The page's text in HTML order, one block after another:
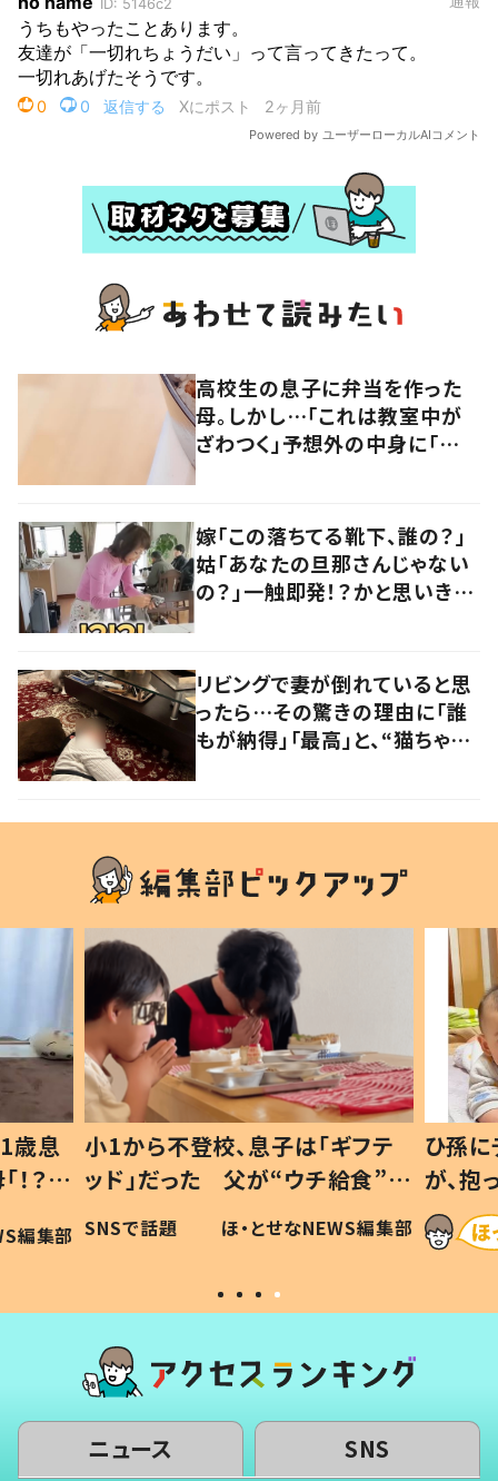
高校生の息子に弁当を作った
母。しかし…「これは教室中が
ざわつく」予想外の中身に「母っ
嫁「この落ちてる靴下、誰の？」
姑「あなたの旦那さんじゃない
の？」一触即発！？かと思いき
リビングで妻が倒れていると思
ったら…その驚きの理由に「誰
もが納得」「最高」と、“猫ちゃん
歳息
？」
編集部
小1から不登校、息子は「ギフテ
ッド」だった 父が“ウチ給食”を
作り続ける理由とは #令和の親
#令和の子
SNSで話題 ほ・とせなNEWS編集部
ひ孫
が、
「涙が
い」
ニュース SNS